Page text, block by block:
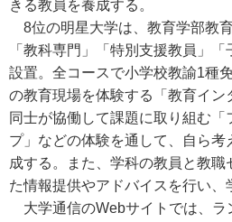
きる教員を養成する。
8位の明星大学は、教育学部教
「教科専門」「特別支援教員」
設置。全コースで小学校教諭1種
の教育現場を体験する「教育イン
同士が協働して課題に取り組む「
プ」などの体験を通して、自ら考
成する。また、学科の教員と教職
た情報提供やアドバイスを行い、
大学通信のWebサイトでは、ラ